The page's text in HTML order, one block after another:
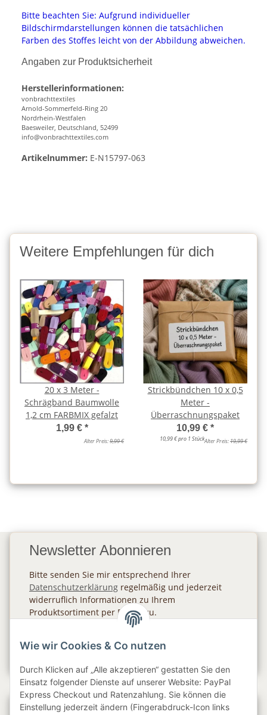
Bitte beachten Sie: Aufgrund individueller
Bildschirmdarstellungen können die tatsächlichen
Farben des Stoffes leicht von der Abbildung abweichen.
Angaben zur Produktsicherheit
Herstellerinformationen:
vonbrachttextiles
Arnold-Sommerfeld-Ring 20
Nordrhein-Westfalen
Baesweiler, Deutschland, 52499
info@vonbrachttextiles.com
Artikelnummer: E-N15797-063
Weitere Empfehlungen für dich
20 x 3 Meter -
Schrägband Baumwolle
1,2 cm FARBMIX gefalzt
1,99 € *
Alter Preis:9,99 €
Strickbündchen 10 x 0,5
Meter -
Überraschnungspaket
10,99 € *
10,99 € pro 1 StückAlter Preis:19,99 €
Newsletter Abonnieren
Bitte senden Sie mir entsprechend Ihrer
Datenschutzerklärung regelmäßig und jederzeit
widerruflich Informationen zu Ihrem
Produktsortiment per E-Mail zu.
Gesetzliche Informationen
Wie wir Cookies & Co nutzen
Durch Klicken auf „Alle akzeptieren“ gestatten Sie den
Einsatz folgender Dienste auf unserer Website: PayPal
Express Checkout und Ratenzahlung. Sie können die
Einstellung jederzeit ändern (Fingerabdruck-Icon links